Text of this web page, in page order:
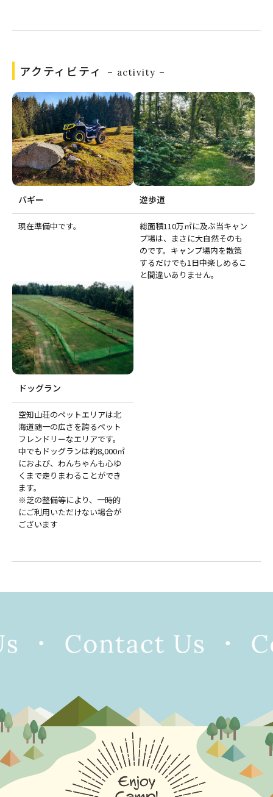
アクティビティ – activity –
バギー
現在準備中です。
遊歩道
総面積110万㎡に及ぶ当キャン
プ場は、まさに大自然そのも
のです。キャンプ場内を散策
するだけでも1日中楽しめるこ
と間違いありません。
ドッグラン
空知山荘のペットエリアは北
海道随一の広さを誇るペット
フレンドリーなエリアです。
中でもドッグランは約8,000㎡
におよび、わんちゃんも心ゆ
くまで走りまわることができ
ます。
※芝の整備等により、一時的
にご利用いただけない場合が
ございます